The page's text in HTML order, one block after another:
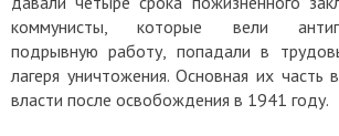
коммунисты, которые вели
подрывную работу, попадали в
лагеря уничтожения. Основная их
власти после освобождения в 1941 году.